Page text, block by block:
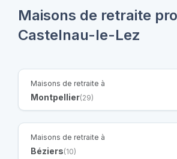
Maisons de retraite
Castelnau-le-Lez
Maisons de retraite à
Montpellier(29)
Maisons de retraite à
Béziers(10)